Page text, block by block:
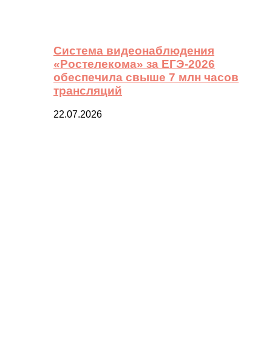
Система видеонаблюдения
«Ростелекома» за ЕГЭ-2026
обеспечила свыше 7 млн часов
трансляций
22.07.2026